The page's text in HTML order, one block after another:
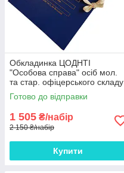
Обкладинка ЦОДНТІ
"Особова справа" осіб мол.
та стар. офіцерського складу
А4, без клап, бумвініл з
тисненням під золото
Готово до відправки
1 505 ₴/набір
2 150 ₴/набір
Купити